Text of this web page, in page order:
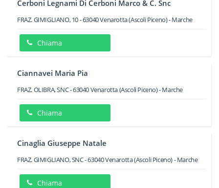
Cerboni Legnami Di Cerboni Marco & C. Snc
FRAZ. GIMIGLIANO, 10-63040Venarotta(Ascoli Piceno) -Marche
Chiama
Ciannavei Maria Pia
FRAZ. OLIBRA, SNC-63040Venarotta(Ascoli Piceno) -Marche
Chiama
Cinaglia Giuseppe Natale
FRAZ. GIMIGLIANO, SNC-63040Venarotta(Ascoli Piceno) -Marche
Chiama